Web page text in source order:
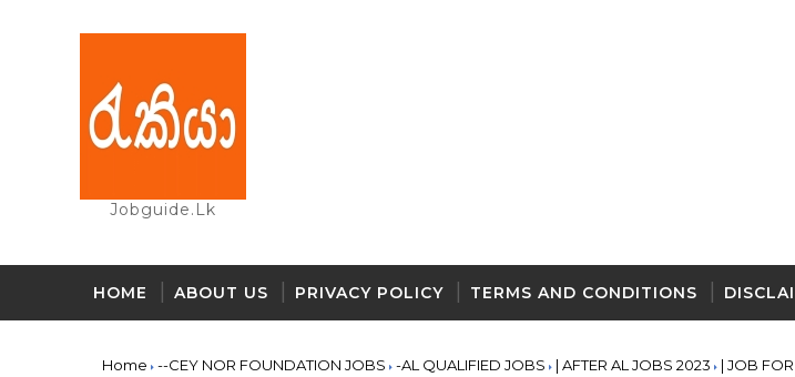
Jobguide.lk
HOME ABOUT US PRIVACY POLICY TERMS AND CONDITIONS
Home --CEY NOR FOUNDATION JOBS -AL QUALIFIED JOBS | AFTER AL JOBS 2023
| JOB FOR